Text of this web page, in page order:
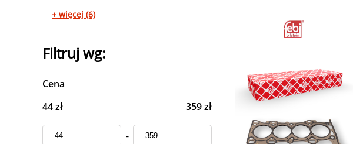
+ więcej (6)
Filtruj wg:
Cena
44 zł
359 zł
-